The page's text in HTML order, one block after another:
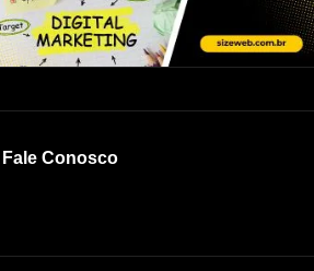
Fale Conosco